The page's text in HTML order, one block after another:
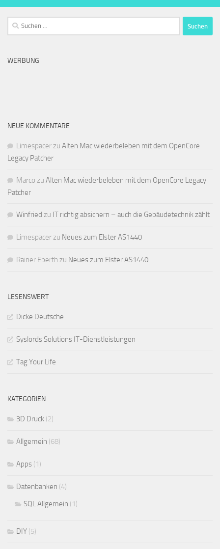
Suchen
nach:
WERBUNG
NEUE KOMMENTARE
Limespacerzu Alten Mac wiederbeleben mit dem OpenCore
Legacy Patcher
Marco zu Alten Mac wiederbeleben mit dem OpenCore Legacy
Patcher
Winfried zu IT richtig absichern – auch die Gebäudetechnik zählt
Limespacerzu Neues zum Elster AS1440
Rainer Eberth zu Neues zum Elster AS1440
LESENSWERT
Dicke Deutsche
Syslords Solutions IT-Dienstleistungen
Tag Your Life
KATEGORIEN
3D Druck (2)
Allgemein (68)
Apps (1)
Datenbanken (4)
SQL Allgemein (1)
DIY (5)